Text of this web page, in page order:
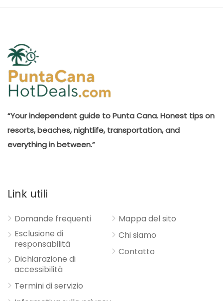
“Your independent guide to Punta Cana. Honest tips on
resorts, beaches, nightlife, transportation, and
everything in between.”
Link utili
Domande frequenti
Esclusione di
responsabilità
Dichiarazione di
accessibilità
Termini di servizio
Mappa del sito
Chi siamo
Contatto